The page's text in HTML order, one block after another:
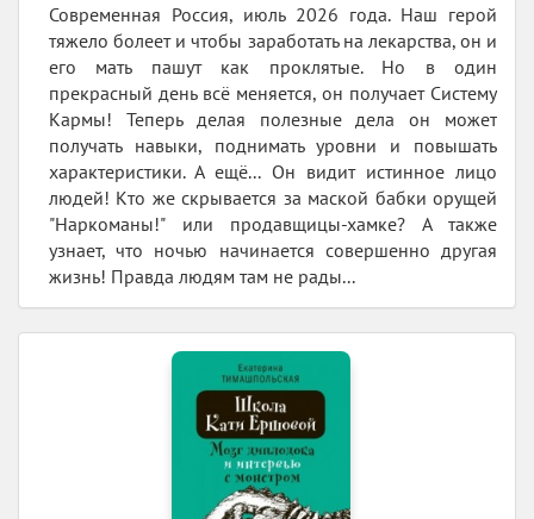
Современная Россия, июль 2026 года. Наш герой
тяжело болеет и чтобы заработать на лекарства, он и
его мать пашут как проклятые. Но в один
прекрасный день всё меняется, он получает Систему
Кармы! Теперь делая полезные дела он может
получать навыки, поднимать уровни и повышать
характеристики. А ещё... Он видит истинное лицо
людей! Кто же скрывается за маской бабки орущей
"Наркоманы!" или продавщицы-хамке? А также
узнает, что ночью начинается совершенно другая
жизнь! Правда людям там не рады...